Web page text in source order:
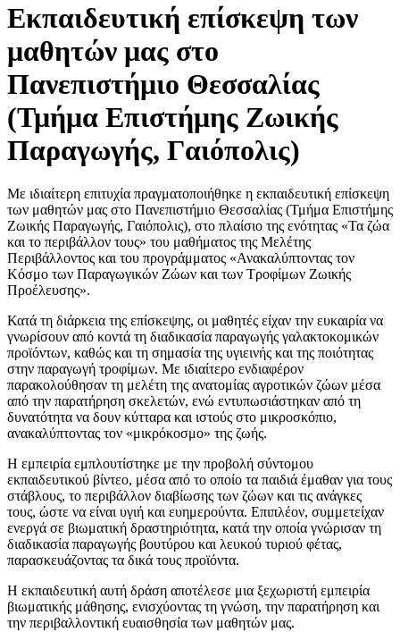
Εκπαιδευτική επίσκεψη των
μαθητών μας στο
Πανεπιστήμιο Θεσσαλίας
(Τμήμα Επιστήμης Ζωικής
Παραγωγής, Γαιόπολις)
Με ιδιαίτερη επιτυχία πραγματοποιήθηκε η εκπαιδευτική επίσκεψη
των μαθητών μας στο Πανεπιστήμιο Θεσσαλίας (Τμήμα Επιστήμης
Ζωικής Παραγωγής, Γαιόπολις), στο πλαίσιο της ενότητας «Τα ζώα
και το περιβάλλον τους» του μαθήματος της Μελέτης
Περιβάλλοντος και του προγράμματος «Ανακαλύπτοντας τον
Κόσμο των Παραγωγικών Ζώων και των Τροφίμων Ζωικής
Προέλευσης».
Κατά τη διάρκεια της επίσκεψης, οι μαθητές είχαν την ευκαιρία να
γνωρίσουν από κοντά τη διαδικασία παραγωγής γαλακτοκομικών
προϊόντων, καθώς και τη σημασία της υγιεινής και της ποιότητας
στην παραγωγή τροφίμων. Με ιδιαίτερο ενδιαφέρον
παρακολούθησαν τη μελέτη της ανατομίας αγροτικών ζώων μέσα
από την παρατήρηση σκελετών, ενώ εντυπωσιάστηκαν από τη
δυνατότητα να δουν κύτταρα και ιστούς στο μικροσκόπιο,
ανακαλύπτοντας τον «μικρόκοσμο» της ζωής.
Η εμπειρία εμπλουτίστηκε με την προβολή σύντομου
εκπαιδευτικού βίντεο, μέσα από το οποίο τα παιδιά έμαθαν για τους
στάβλους, το περιβάλλον διαβίωσης των ζώων και τις ανάγκες
τους, ώστε να είναι υγιή και ευημερούντα. Επιπλέον, συμμετείχαν
ενεργά σε βιωματική δραστηριότητα, κατά την οποία γνώρισαν τη
διαδικασία παραγωγής βουτύρου και λευκού τυριού φέτας,
παρασκευάζοντας τα δικά τους προϊόντα.
Η εκπαιδευτική αυτή δράση αποτέλεσε μια ξεχωριστή εμπειρία
βιωματικής μάθησης, ενισχύοντας τη γνώση, την παρατήρηση και
την περιβαλλοντική ευαισθησία των μαθητών μας.